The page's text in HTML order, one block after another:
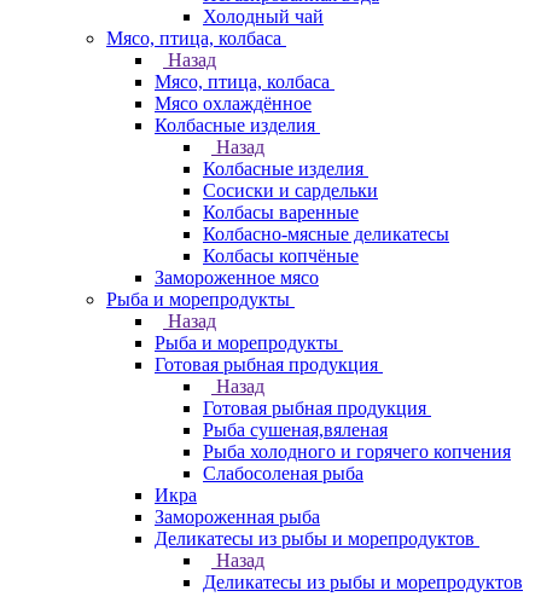
Холодный чай
Мясо, птица, колбаса
Назад
Мясо, птица, колбаса
Мясо охлаждённое
Колбасные изделия
Назад
Колбасные изделия
Сосиски и сардельки
Колбасы варенные
Колбасно-мясные деликатесы
Колбасы копчёные
Замороженное мясо
Рыба и морепродукты
Назад
Рыба и морепродукты
Готовая рыбная продукция
Назад
Готовая рыбная продукция
Рыба сушеная,вяленая
Рыба холодного и горячего копчения
Слабосоленая рыба
Икра
Замороженная рыба
Деликатесы из рыбы и морепродуктов
Назад
Деликатесы из рыбы и морепродуктов